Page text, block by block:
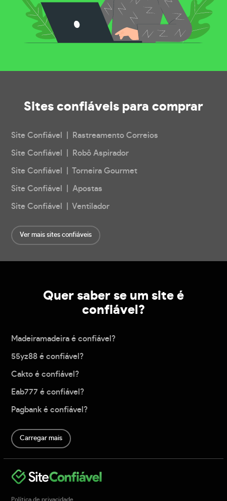
Sites confiáveis para comprar
Site Confiável | Rastreamento Correios
Site Confiável | Robô Aspirador
Site Confiável | Torneira Gourmet
Site Confiável | Apostas
Site Confiável | Ventilador
Ver mais sites confiáveis
Quer saber se um site é
confiável?
Madeiramadeira é confiável?
55yz88 é confiável?
Cakto é confiável?
Eab777 é confiável?
Pagbank é confiável?
Carregar mais
Política de privacidade